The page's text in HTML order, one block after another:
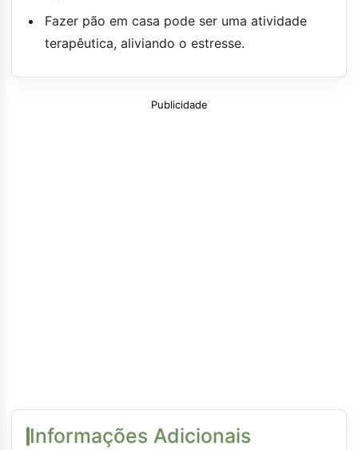
Fazer pão em casa pode ser uma atividade
terapêutica, aliviando o estresse.
Publicidade
Informações Adicionais